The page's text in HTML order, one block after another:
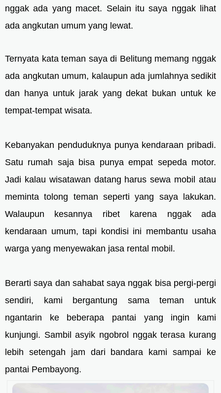
nggak ada yang macet. Selain itu saya nggak lihat
ada angkutan umum yang lewat.
Ternyata kata teman saya di Belitung memang nggak
ada angkutan umum, kalaupun ada jumlahnya sedikit
dan hanya untuk jarak yang dekat bukan untuk ke
tempat-tempat wisata.
Kebanyakan penduduknya punya kendaraan pribadi.
Satu rumah saja bisa punya empat sepeda motor.
Jadi kalau wisatawan datang harus sewa mobil atau
meminta tolong teman seperti yang saya lakukan.
Walaupun kesannya ribet karena nggak ada
kendaraan umum, tapi kondisi ini membantu usaha
warga yang menyewakan jasa rental mobil.
Berarti saya dan sahabat saya nggak bisa pergi-pergi
sendiri, kami bergantung sama teman untuk
ngantarin ke beberapa pantai yang ingin kami
kunjungi. Sambil asyik ngobrol nggak terasa kurang
lebih setengah jam dari bandara kami sampai ke
pantai Pembayong.